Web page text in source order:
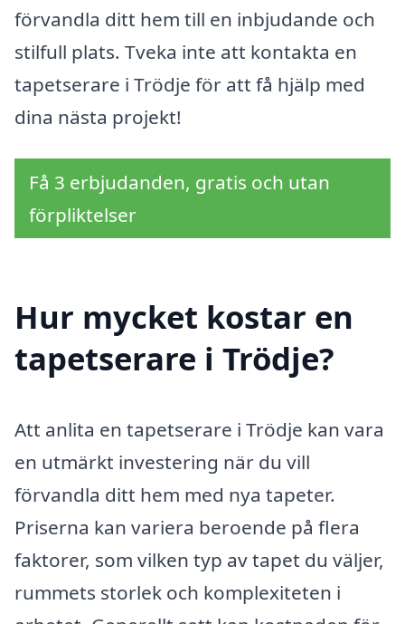
förvandla ditt hem till en inbjudande och
stilfull plats. Tveka inte att kontakta en
tapetserare i Trödje för att få hjälp med
dina nästa projekt!
Få 3 erbjudanden, gratis och utan
förpliktelser
Hur mycket kostar en
tapetserare i Trödje?
Att anlita en tapetserare i Trödje kan vara
en utmärkt investering när du vill
förvandla ditt hem med nya tapeter.
Priserna kan variera beroende på flera
faktorer, som vilken typ av tapet du väljer,
rummets storlek och komplexiteten i